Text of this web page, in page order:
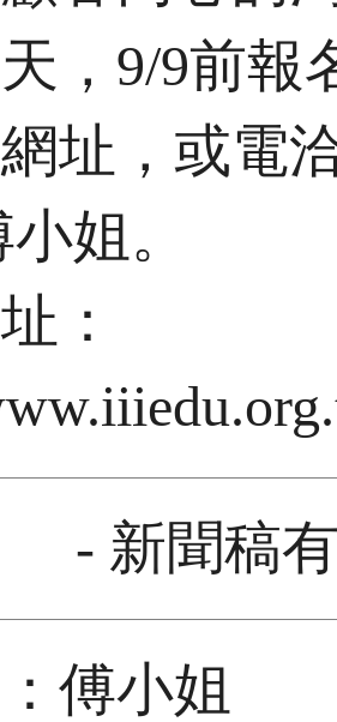
，9/9前報
址，或電
姐。
：
- 新聞稿
傅小姐